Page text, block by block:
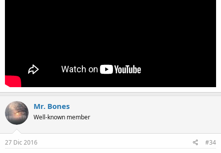
Mr. Bones
Well-known member
27 Dic 2016 #34